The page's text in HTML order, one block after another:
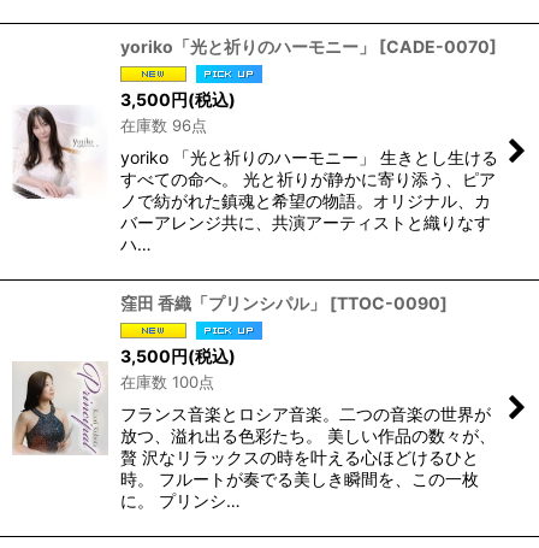
yoriko「光と祈りのハーモニー」 [CADE-0070]
3,500円(税込)
在庫数 96点
yoriko 「光と祈りのハーモニー」 生きとし生ける
すべての命へ。 光と祈りが静かに寄り添う、ピア
ノで紡がれた鎮魂と希望の物語。オリジナル、カ
バーアレンジ共に、共演アーティストと織りなす
ハ…
窪田 香織「プリンシパル」 [TTOC-0090]
3,500円(税込)
在庫数 100点
フランス音楽とロシア音楽。二つの音楽の世界が
放つ、溢れ出る色彩たち。 美しい作品の数々が、
贅 沢なリラックスの時を叶える心ほどけるひと
時。 フルートが奏でる美しき瞬間を、この一枚
に。 プリンシ…